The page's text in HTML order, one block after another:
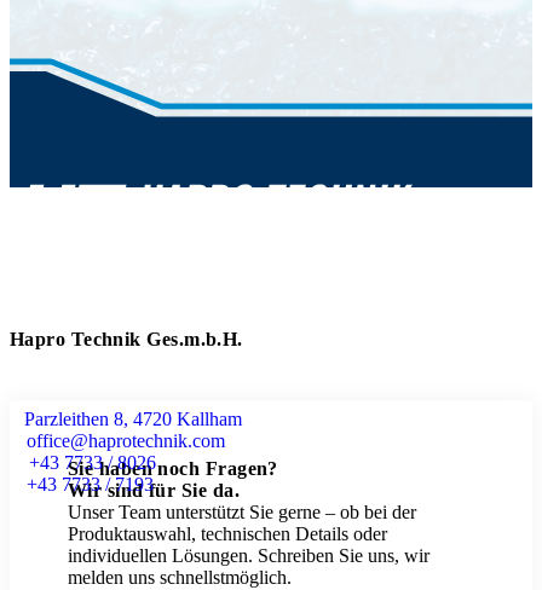
Hapro Technik Ges.m.b.H.
Parzleithen 8, 4720 Kallham
office@haprotechnik.com
+43 7733 / 8026
+43 7733 / 7193
Sie haben noch Fragen?
Wir sind für Sie da.
Unser Team unterstützt Sie gerne – ob bei der
Produktauswahl, technischen Details oder
individuellen Lösungen. Schreiben Sie uns, wir
melden uns schnellstmöglich.